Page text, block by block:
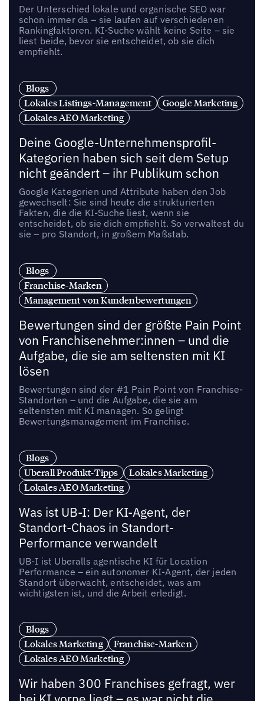
Der Unterschied lokale und organische SEO war
schon immer da – sie laufen auf verschiedenen
Rankingfaktoren. KI-Suche wählt keine Seite – sie
liest beide, bevor sie entscheidet, ob sie dich
empfiehlt.
Blogs
Lokales Listings-Management
Google Marketing
Lokales AEO Marketing
Deine Google-Unternehmensprofil-
Kategorien haben sich seit dem Setup
nicht geändert – ihr Publikum schon
Google Kategorien und Attribute haben den Job
gewechselt: Sie sind heute die strukturierten
Fakten, die die KI-Suche liest, wenn sie
entscheidet, ob sie dich empfiehlt. So verwaltest du
sie – pro Standort, in großem Maßstab.
Blogs
Franchise-Marken
Management von Kundenbewertungen
Bewertungen sind der größte Pain Point
von Franchisenehmer:innen – und die
Aufgabe, die sie am seltensten mit KI
lösen
Bewertungen sind der #1 Pain Point von Franchise-
Standorten – und die Aufgabe, die sie am
seltensten mit KI managen. So gelingt
Bewertungsmanagement im Franchise.
Blogs
Uberall Produkt-Tipps
Lokales Marketing
Lokales AEO Marketing
Was ist UB-I: Der KI-Agent, der
Standort-Chaos in Standort-
Performance verwandelt
UB-I ist Uberalls agentische KI für Location
Performance – ein autonomer KI-Agent, der jeden
Standort überwacht, entscheidet, was am
wichtigsten ist, und die Arbeit erledigt.
Blogs
Lokales Marketing
Franchise-Marken
Lokales AEO Marketing
Wir haben 300 Franchises gefragt, wer